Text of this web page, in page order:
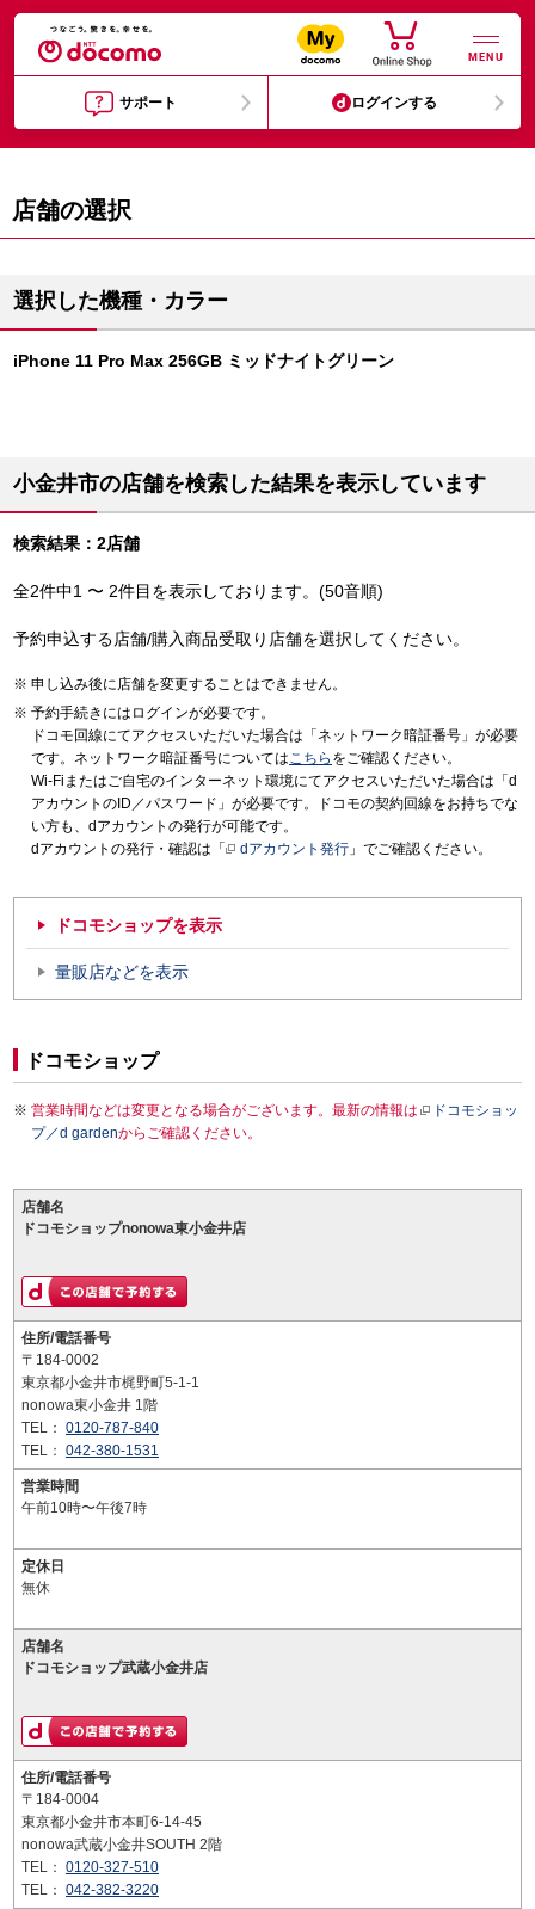
MENU
サポート ログインする
店舗の選択
選択した機種・カラー
iPhone 11 Pro Max 256GB ミッドナイトグリーン
小金井市の店舗を検索した結果を表示しています
検索結果：2店舗
全2件中1 〜 2件目を表示しております。(50音順)
予約申込する店舗/購入商品受取り店舗を選択してください。
申し込み後に店舗を変更することはできません。
予約手続きにはログインが必要です。
ドコモ回線にてアクセスいただいた場合は「ネットワーク暗証番号」が必要
です。ネットワーク暗証番号についてはこちら をご確認ください。
Wi-Fiまたはご自宅のインターネット環境にてアクセスいただいた場合は「d
アカウントのID／パスワード」が必要です。ドコモの契約回線をお持ちでな
い方も、dアカウントの発行が可能です。
dアカウントの発行・確認は「
dアカウント発行 」でご確認ください。
ドコモショップを表示
量販店などを表示
ドコモショップ
営業時間などは変更となる場合がございます。最新の情報は
ドコモショッ
プ／d gardenからご確認ください。
店舗名
ドコモショップnonowa東小金井店
住所/電話番号
〒184-0002
東京都小金井市梶野町5-1-1
nonowa東小金井 1階
TEL： 0120-787-840
TEL： 042-380-1531
営業時間
午前10時〜午後7時
定休日
無休
店舗名
ドコモショップ武蔵小金井店
住所/電話番号
〒184-0004
東京都小金井市本町6-14-45
nonowa武蔵小金井SOUTH 2階
TEL： 0120-327-510
TEL： 042-382-3220